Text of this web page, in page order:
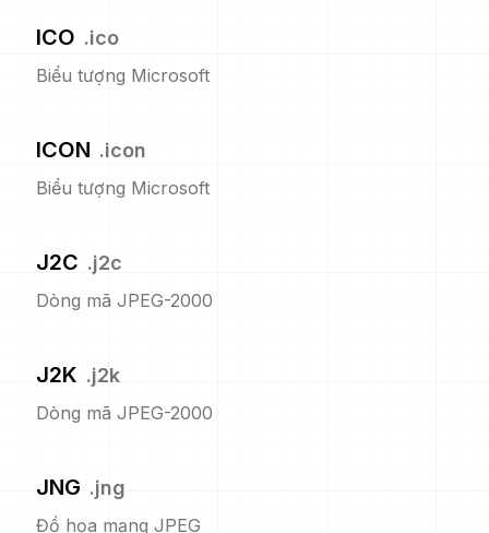
ICO .ico
Biểu tượng Microsoft
ICON .icon
Biểu tượng Microsoft
J2C .j2c
Dòng mã JPEG-2000
J2K .j2k
Dòng mã JPEG-2000
JNG .jng
Đồ họa mạng JPEG